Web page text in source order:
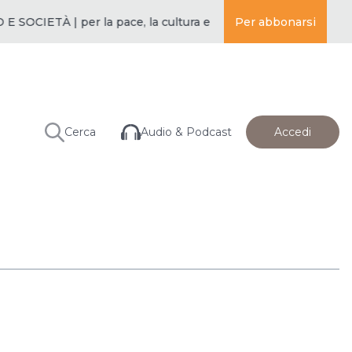
SOCIETÀ | per la pace, la cultura e l’educazione ·BUDDISMO
Per abbonarsi
Cerca Audio & Podcast Accedi